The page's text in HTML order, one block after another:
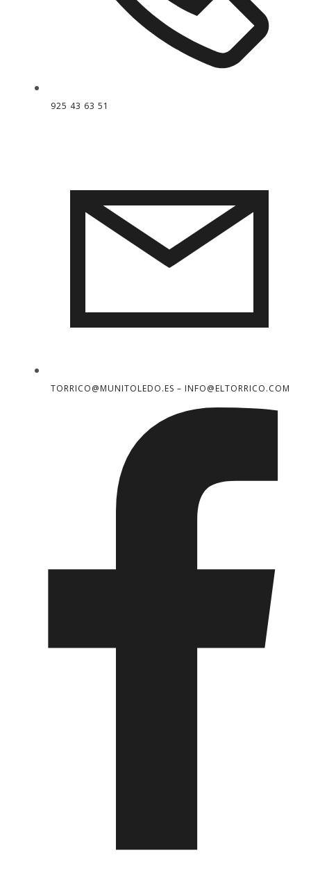
925 43 63 51
TORRICO@MUNITOLEDO.ES – INFO@ELTORRICO.COM